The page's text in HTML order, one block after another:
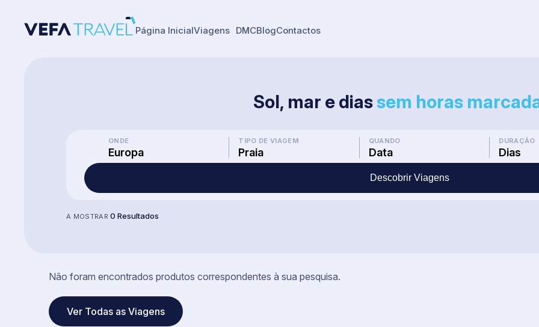
Página InicialViagens DMCBlogContactos
Sol, mar e diassem horas
ONDE
Europa
TIPO DE VIAGEM
Praia
QUANDO
Data
DURAÇÃO
Dias
Descobrir Viagens
A MOSTRAR0 Resultados
Não foram encontrados produtos correspondentes à sua pesquisa.
Ver Todas as Viagens